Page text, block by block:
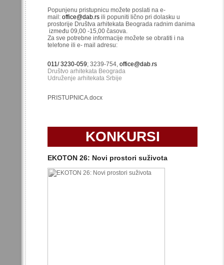
Popunjenu pristupnicu možete poslati na e-
mail: office@dab.rs ili popuniti lično pri dolasku u
prostorije Društva arhitekata Beograda radnim danima
između 09,00 -15,00 časova.
Za sve potrebne informacije možete se obratiti i na
telefone ili e- mail adresu:
011/ 3230-059; 3239-754, office@dab.rs
Društvo arhitekata Beograda
Udruženje arhitekata Srbije
PRISTUPNICA.docx
KONKURSI
EKOTON 26: Novi prostori suživota